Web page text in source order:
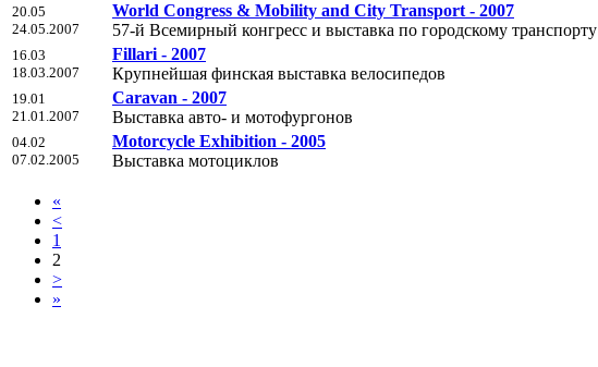
20.05
24.05.2007
World Congress & Mobility and City Transport - 2007
57-й Bсемирный конгресс и выставка по городскому транспорту
16.03
18.03.2007
Fillari - 2007
Крупнейшая финская выставка велосипедов
19.01
21.01.2007
Caravan - 2007
Выставка авто- и мотофургонов
04.02
07.02.2005
Motorcycle Exhibition - 2005
Выставка мотоциклов
«
<
1
2
>
»